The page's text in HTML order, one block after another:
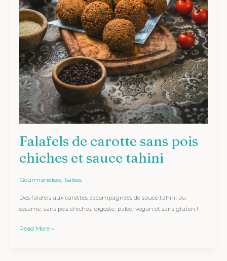
Falafels de carotte sans pois
chiches et sauce tahini
Gourmandises, Salées
Des falafels aux carottes accompagnées de sauce tahini au
sésame, sans pois chiches, digeste, paléo, vegan et sans gluten !
Read More »